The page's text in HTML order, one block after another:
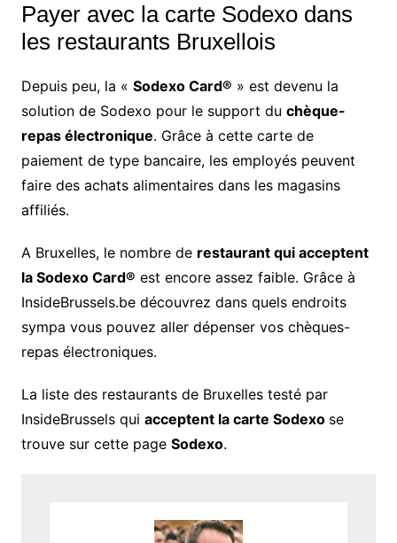
Payer avec la carte Sodexo dans
les restaurants Bruxellois
Depuis peu, la « Sodexo Card® » est devenu la
solution de Sodexo pour le support du chèque-
repas électronique. Grâce à cette carte de
paiement de type bancaire, les employés peuvent
faire des achats alimentaires dans les magasins
affiliés.
A Bruxelles, le nombre de restaurant qui acceptent
la Sodexo Card® est encore assez faible. Grâce à
InsideBrussels.be découvrez dans quels endroits
sympa vous pouvez aller dépenser vos chèques-
repas électroniques.
La liste des restaurants de Bruxelles testé par
InsideBrussels qui acceptent la carte Sodexo se
trouve sur cette page Sodexo.